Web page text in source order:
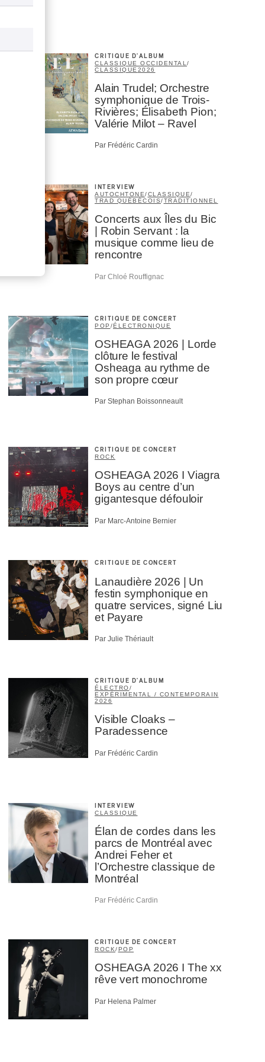
CRITIQUE D'ALBUM
CLASSIQUE OCCIDENTAL /
CLASSIQUE 2026
Alain Trudel; Orchestre
symphonique de Trois-
Rivières; Élisabeth Pion;
Valérie Milot – Ravel
Par Frédéric Cardin
INTERVIEW
AUTOCHTONE/CLASSIQUE/
TRAD QUÉBÉCOIS/TRADITIONNEL
Concerts aux Îles du Bic
| Robin Servant : la
musique comme lieu de
rencontre
Par Chloé Rouffignac
CRITIQUE DE CONCERT
POP /ÉLECTRONIQUE
OSHEAGA 2026 | Lorde
clôture le festival
Osheaga au rythme de
son propre cœur
Par Stephan Boissonneault
CRITIQUE DE CONCERT
ROCK
OSHEAGA 2026 I Viagra
Boys au centre d’un
gigantesque défouloir
Par Marc-Antoine Bernier
CRITIQUE DE CONCERT
Lanaudière 2026 | Un
festin symphonique en
quatre services, signé Liu
et Payare
Par Julie Thériault
CRITIQUE D'ALBUM
ÉLECTRO/
EXPÉRIMENTAL / CONTEMPORAIN
2026
Visible Cloaks –
Paradessence
Par Frédéric Cardin
INTERVIEW
CLASSIQUE
Élan de cordes dans les
parcs de Montréal avec
Andrei Feher et
l’Orchestre classique de
Montréal
Par Frédéric Cardin
CRITIQUE DE CONCERT
ROCK/POP
OSHEAGA 2026 I The xx
rêve vert monochrome
Par Helena Palmer